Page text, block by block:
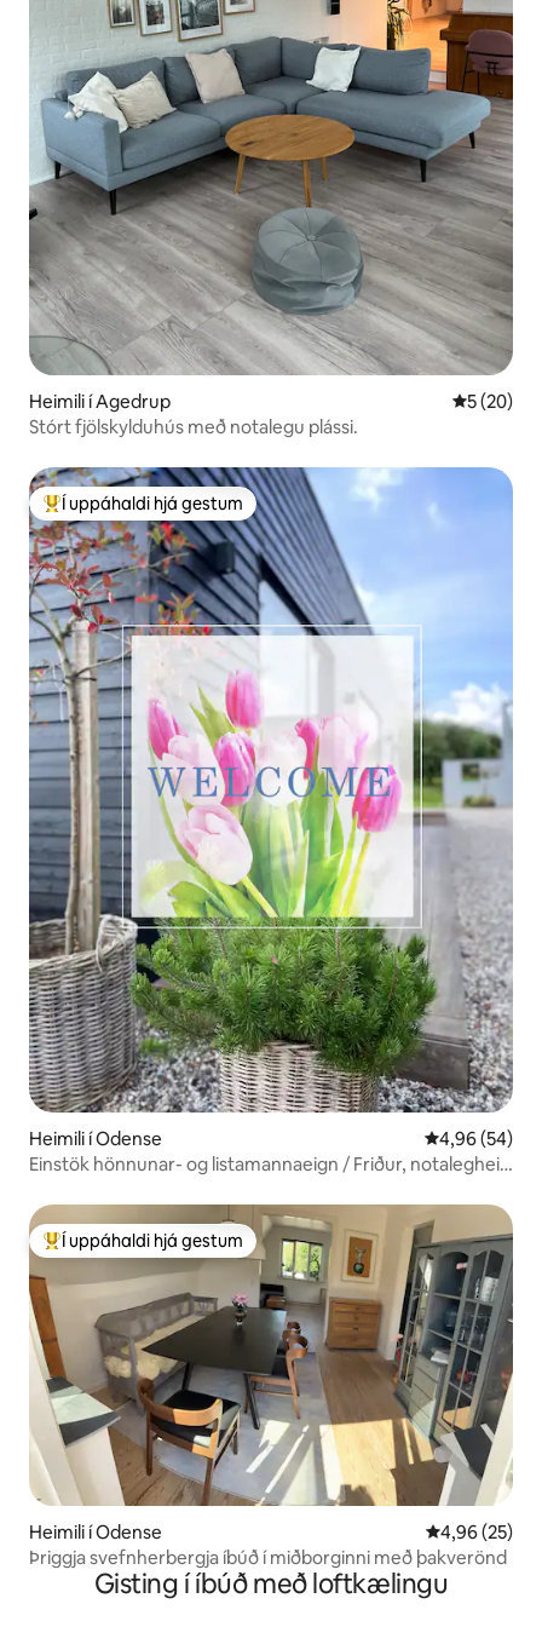
Heimili í Agedrup 5 af 5 í
5 (20)
Stórt fjölskylduhús með notalegu plássi.
Í mestu uppáhaldi hjá gestum
Í uppáhaldi hjá gestum
Heimili í Odense 4,96 af 5 í
4,96 (54)
Einstök hönnunar- og listamannaeign / Friður, notalegheit
Í mestu uppáhaldi hjá gestum
Í uppáhaldi hjá gestum
Heimili í Odense 4,96 af 5 í
4,96 (25)
Þriggja svefnherbergja íbúð í miðborginni með þakverönd
Gisting í íbúð með loftkælingu